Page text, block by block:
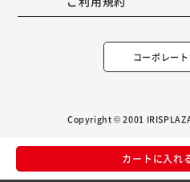
カートに入れ
コーポレー
Copyright © 2001